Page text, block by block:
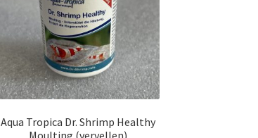
Aqua Tropica Dr. Shrimp Healthy
Moulting (vervellen)